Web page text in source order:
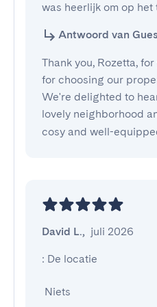
was heerlijk om op het
Antwoord van
Thank you, Rozetta,
for choosing our
We're delighted to
lovely neighborhood
cosy and well-
David L., juli 2026
: De locatie
Niets